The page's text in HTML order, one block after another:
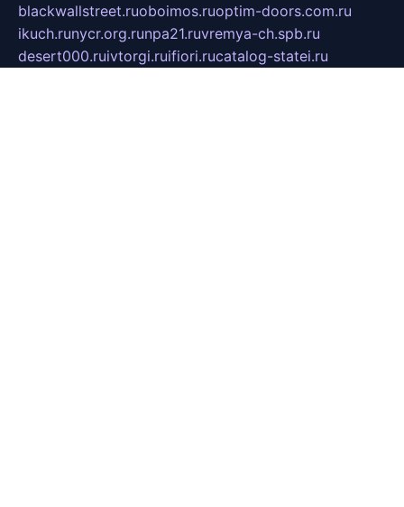
blackwallstreet.ruoboimos.ruoptim-doors.com.ru
ikuch.runycr.org.runpa21.ruvremya-ch.spb.ru
desert000.ruivtorgi.ruifiori.rucatalog-statei.ru